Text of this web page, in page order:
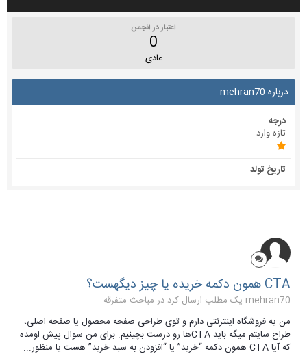
اعتبار در انجمن
0
عادی
درباره mehran70
درجه
تازه وارد
تاریخ تولد
CTA همون دکمه خریده یا چیز دیگهست؟
mehran70 یک مطلب ارسال کرد در
مباحث متفرقه
من یه فروشگاه اینترنتی دارم و توی طراحی صفحه محصول یا صفحه اصلی،
طراح سایتم میگه باید CTAها رو درست بچینیم. برای من سوال پیش اومده
که آیا CTA همون دکمه “خرید” یا “افزودن به سبد خرید” هست یا منظور...